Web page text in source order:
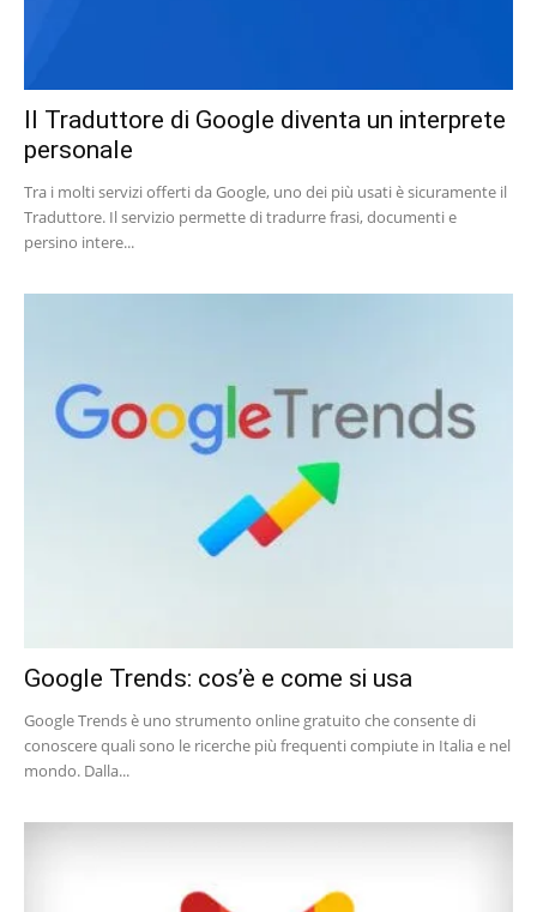
Il Traduttore di Google diventa un interprete
personale
Tra i molti servizi offerti da Google, uno dei più usati è sicuramente il
Traduttore. Il servizio permette di tradurre frasi, documenti e
persino intere...
Google Trends: cos’è e come si usa
Google Trends è uno strumento online gratuito che consente di
conoscere quali sono le ricerche più frequenti compiute in Italia e nel
mondo. Dalla...